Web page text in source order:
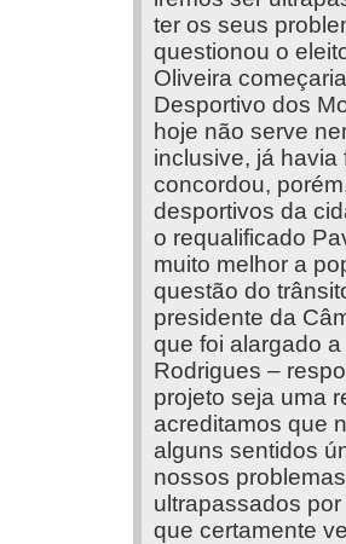
ter os seus
questionou o
Oliveira
Desportivo dos
hoje não serve
inclusive, já
concordou,
desportivos da
o requalificado
muito melhor a
questão do
presidente da
que foi alargado
Rodrigues –
projeto seja uma
acreditamos que
alguns sentidos
nossos
ultrapassados
que certamente